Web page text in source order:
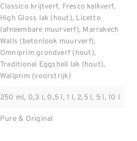
Classico krijtverf, Fresco kalkverf,
High Gloss lak (hout), Licetto
(afneembare muurverf), Marrakech
Walls (betonlook muurverf),
Omniprim grondverf (hout),
Traditional Eggshell lak (hout),
Wallprim (voorstrijk)
250 ml, 0,3 l, 0,5 l, 1 l, 2,5 l, 5 l, 10 l
Pure & Original